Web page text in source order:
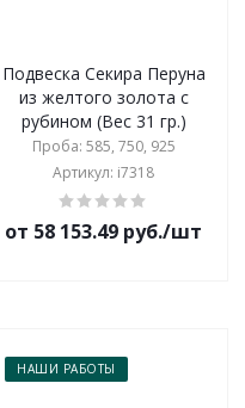
Подвеска Секира Перуна
из желтого золота с
рубином (Вес 31 гр.)
Проба: 585, 750, 925
Артикул: i7318
от 58 153.49 руб./шт
НАШИ РАБОТЫ